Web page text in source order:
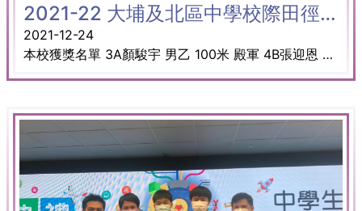
2021-22 大埔及北區中學校際田徑比賽
2021-12-24
本校獲獎名單 3A顏駿宇 男乙 100米 殿軍 4B張迎恩 女乙 800米 冠軍 3B陳美君 女乙 標槍 亞軍 3C陳惠心 女乙 鐵餅 季軍 1B馮維韜 男丙 800米 亞軍 2E趙鴻彬 男丙 鉛球 亞軍 1A羅梓揚 男丙 100米跨欄 亞軍 2A林政熹 男丙 跳高 季軍 2D盧俊豪 男丙 鐵餅 季軍 1D張惠柔 女丙 跳遠 亞軍 1A徐諾妍 女丙100米 季軍 2D李芷恩 女丙 100米跨欄 季軍